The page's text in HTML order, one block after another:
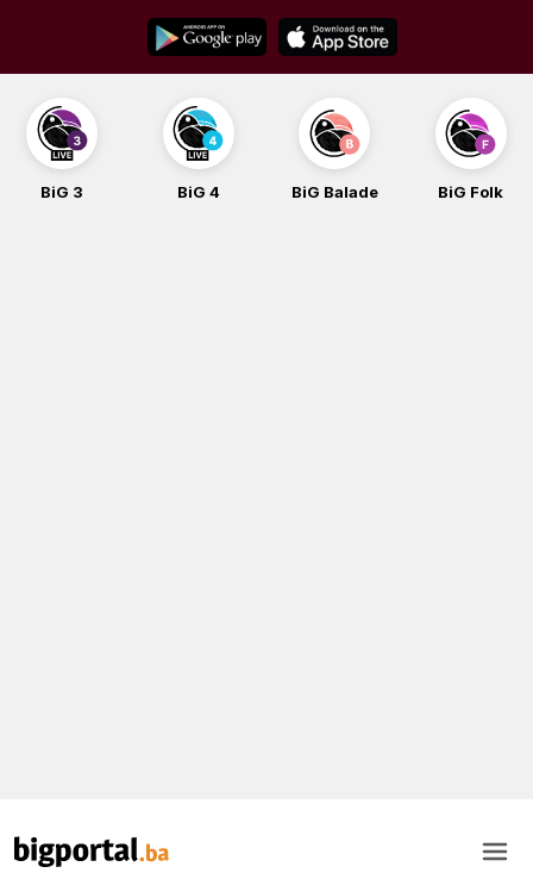
content
BiG 3 BiG 4 BiG Balade BiG Folk